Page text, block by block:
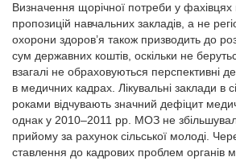
Визначення щорічної потреби у фахівцях
пропозицій навчальних закладів, а не
охорони здоров’я також призводить до
сум державних коштів, оскільки не
взагалі не обраховуються перспективні
в медичних кадрах. Лікувальні заклади в
роками відчувають значний дефіцит
однак у 2010–2011 рр. МОЗ не
прийому за рахунок сільської молоді.
ставлення до кадрових проблем органів